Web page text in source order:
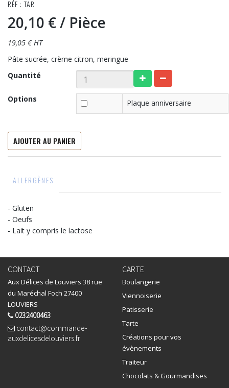
RÉF : TAR
20,10 €/ Pièce
19,05 € HT
Pâte sucrée, crème citron, meringue
Quantité
Options Plaque anniversaire
AJOUTER AU PANIER
ALLERGÈNES
- Gluten
- Oeufs
- Lait y compris le lactose
CONTACT
Aux Délices de Louviers 38 rue
du Maréchal Foch 27400
LOUVIERS
0232400463
contact@commande-
auxdelicesdelouviers.fr
CARTE
Boulangerie
Viennoiserie
Patisserie
Tarte
Créations pour vos
évènements
Traiteur
Chocolats & Gourmandises